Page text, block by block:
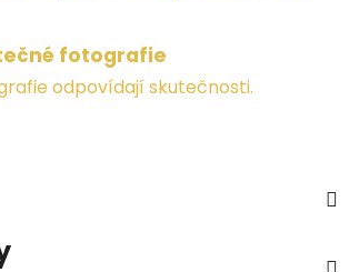
fotografie
odpovídají skutečnosti.